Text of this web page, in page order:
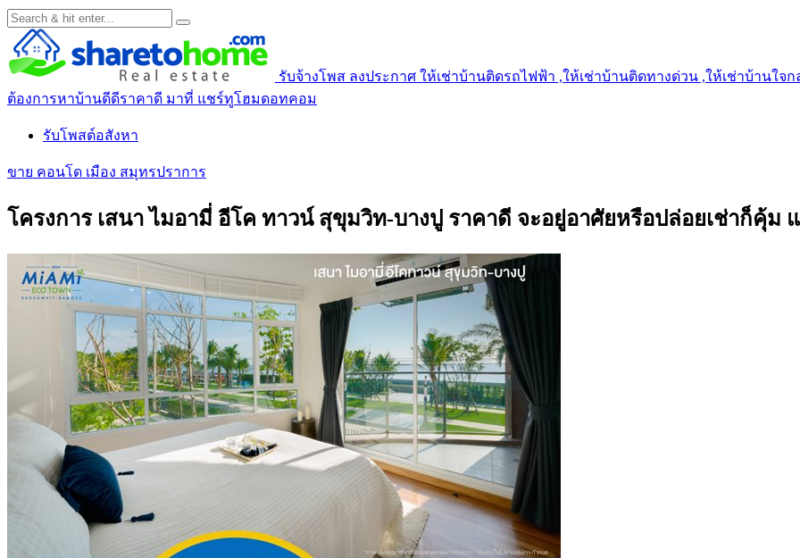
รับจ้างโพส ลงประกาศ ให้เช่าบ้านติดรถไฟฟ้า ,ให้เช่าบ้านติดทางด่วน ,ให้เช่าบ้านใ
ต้องการหาบ้านดีดีราคาดี มาที่ แชร์ทูโฮมดอทคอม
รับโพสต์อสังหา
ขาย คอนโด เมือง สมุทรปราการ
โครงการ เสนา ไมอามี่ อีโค ทาวน์ สุขุมวิท-บางปู ราคาดี จะอยู่อาศัยหรือปล่อยเช่าก็คุ้ม แ